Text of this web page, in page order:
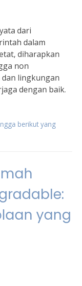
dari
dalam
diharapkan
non
lingkungan
dengan baik.
berikut yang
yang